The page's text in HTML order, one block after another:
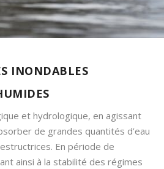
INONDABLES
et hydrologique, en agissant
de grandes quantités d’eau
En période de
ainsi à la stabilité des régimes